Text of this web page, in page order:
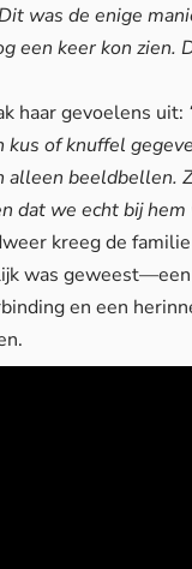
was de enige
een keer kon zien.
haar gevoelens uit:
kus of knuffel
alleen beeldbellen.
dat we echt bij hem
kreeg de
was
en een